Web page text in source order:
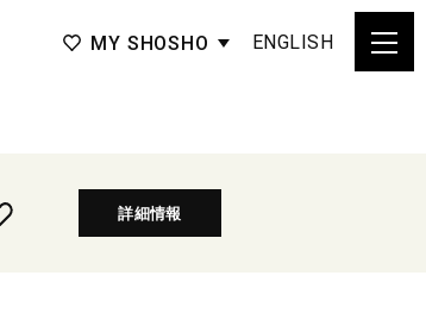
MY SHOSHO ENGLISH
詳細情報